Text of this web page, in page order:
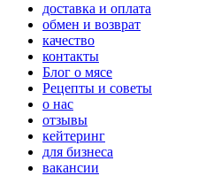
доставка и оплата
обмен и возврат
качество
контакты
Блог о мясе
Рецепты и советы
о нас
отзывы
кейтеринг
для бизнеса
вакансии